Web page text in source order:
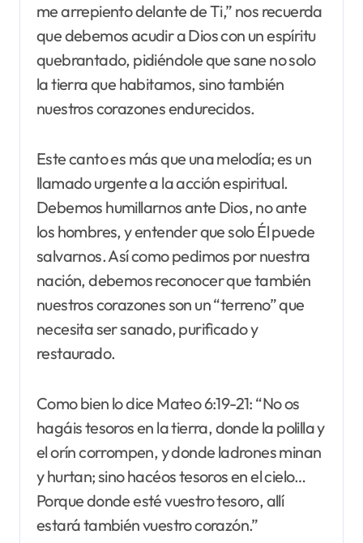
me arrepiento delante de Ti,” nos recuerda
que debemos acudir a Dios con un espíritu
quebrantado, pidiéndole que sane no solo
la tierra que habitamos, sino también
nuestros corazones endurecidos.
Este canto es más que una melodía; es un
llamado urgente a la acción espiritual.
Debemos humillarnos ante Dios, no ante
los hombres, y entender que solo Él puede
salvarnos. Así como pedimos por nuestra
nación, debemos reconocer que también
nuestros corazones son un “terreno” que
necesita ser sanado, purificado y
restaurado.
Como bien lo dice Mateo 6:19-21: “No os
hagáis tesoros en la tierra, donde la polilla y
el orín corrompen, y donde ladrones minan
y hurtan; sino hacéos tesoros en el cielo…
Porque donde esté vuestro tesoro, allí
estará también vuestro corazón.”